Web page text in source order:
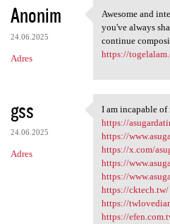
Anonim
24.06.2025
Adres
Awesome
Awesome and
you've always
continue
https://
gss
24.06.2025
Adres
I am incapable
I am incapable of
https://
https://
https://x.com/
https://
https://
https://cktech.tw/
https://
https://